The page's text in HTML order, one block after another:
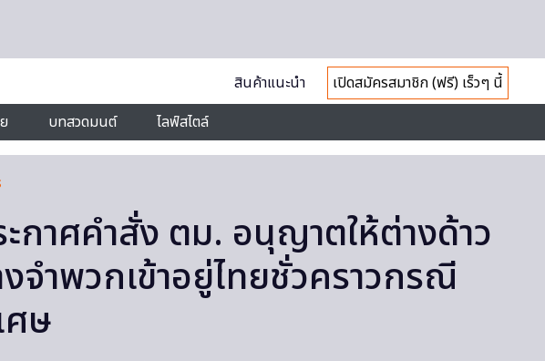
สินค้าแนะนำ
เปิดสมัครสมาชิก (ฟรี) เร็วๆ นี้
บทสวดมนต์ ไลฟ์สไตล์
กาศคำสั่ง ตม. อนุญาตให้ต่างด้าว
จำพวกเข้าอยู่ไทยชั่วคราวกรณี
ษ